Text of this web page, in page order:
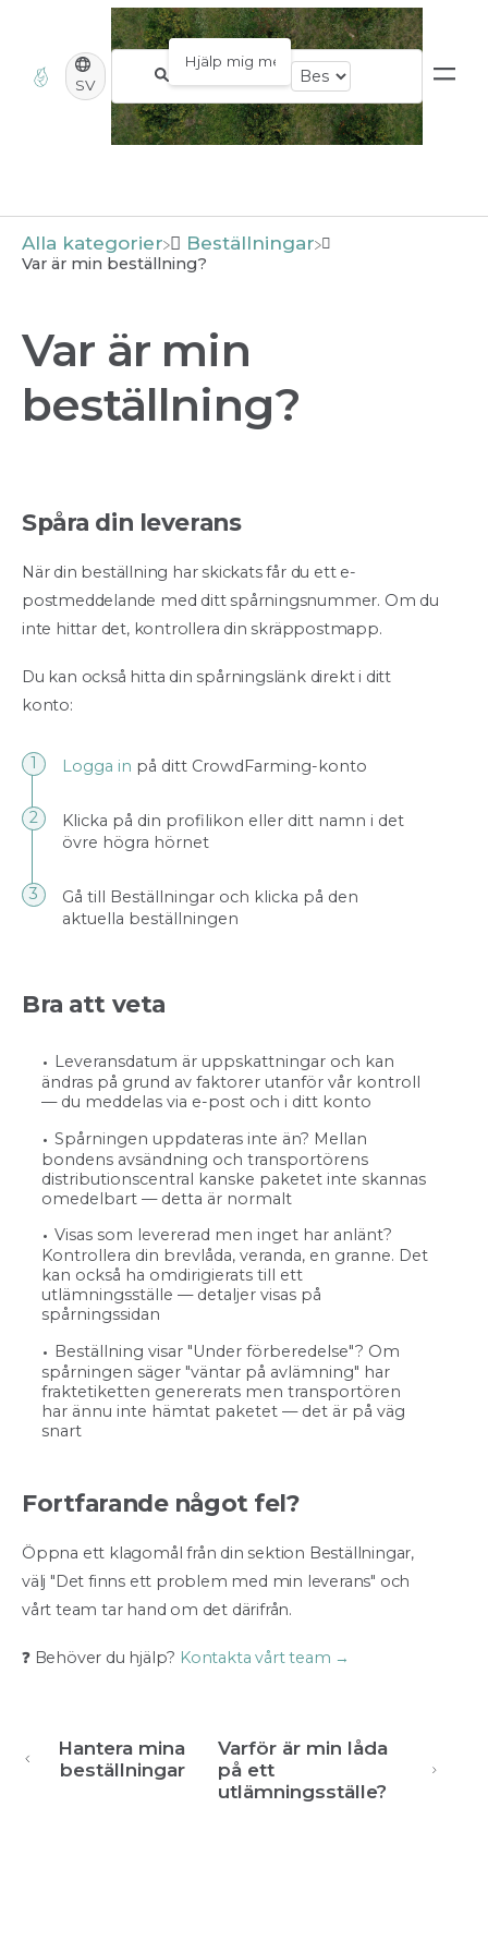
SV
Alla kategorier ​Beställningar
Var är min beställning?
Var är min
beställning?
Spåra din leverans
När din beställning har skickats får du ett e-
postmeddelande med ditt spårningsnummer. Om du
inte hittar det, kontrollera din skräppostmapp.
Du kan också hitta din spårningslänk direkt i ditt
konto:
Logga in på ditt CrowdFarming-konto
Klicka på din profilikon eller ditt namn i det
övre högra hörnet
Gå till Beställningar och klicka på den
aktuella beställningen
Bra att veta
Leveransdatum är uppskattningar och kan
ändras på grund av faktorer utanför vår kontroll
— du meddelas via e-post och i ditt konto
Spårningen uppdateras inte än? Mellan
bondens avsändning och transportörens
distributionscentral kanske paketet inte skannas
omedelbart — detta är normalt
Visas som levererad men inget har anlänt?
Kontrollera din brevlåda, veranda, en granne. Det
kan också ha omdirigierats till ett
utlämningsställe — detaljer visas på
spårningssidan
Beställning visar "Under förberedelse"? Om
spårningen säger "väntar på avlämning" har
fraktetiketten genererats men transportören
har ännu inte hämtat paketet — det är på väg
snart
Fortfarande något fel?
Öppna ett klagomål från din sektion Beställningar,
välj "Det finns ett problem med min leverans" och
vårt team tar hand om det därifrån.
❓ Behöver du hjälp? Kontakta vårt team →
Hantera mina
beställningar
Varför är min låda
på ett
utlämningsställe?